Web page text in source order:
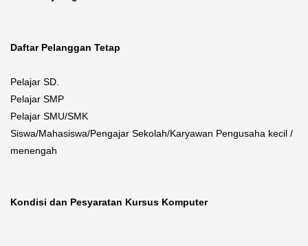
Daftar Pelanggan Tetap
Pelajar SD.
Pelajar SMP
Pelajar SMU/SMK
Siswa/Mahasiswa/Pengajar Sekolah/Karyawan Pengusaha kecil /
menengah
Kondisi dan Pesyaratan Kursus Komputer